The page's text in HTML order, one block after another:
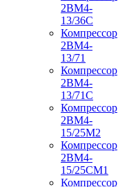
2ВМ4-
13/36С
Компрессор
2ВМ4-
13/71
Компрессор
2ВМ4-
13/71С
Компрессор
2ВМ4-
15/25М2
Компрессор
2ВМ4-
15/25СМ1
Компрессор